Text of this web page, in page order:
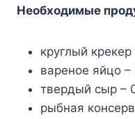
Необходимые
круглый крекер
вареное яйцо
твердый сыр –
рыбная